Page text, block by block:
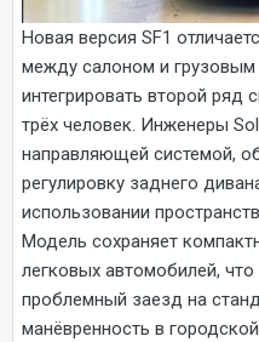
Новая версия SF1
между салоном и грузовым
интегрировать второй
трёх человек. Инженеры
направляющей системой,
регулировку заднего
использовании
Модель сохраняет
легковых автомобилей,
проблемный заезд на
манёвренность в